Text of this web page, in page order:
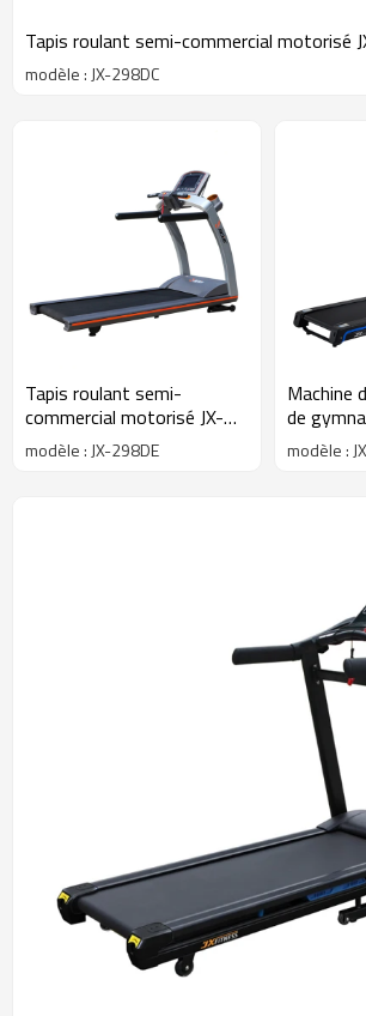
Tapis roulant semi-commercial motorisé
modèle : JX-298DC
Tapis roulant semi-
commercial motorisé JX-
298DE
modèle : JX-298DE
Machine
de
de
roulant
modèle :